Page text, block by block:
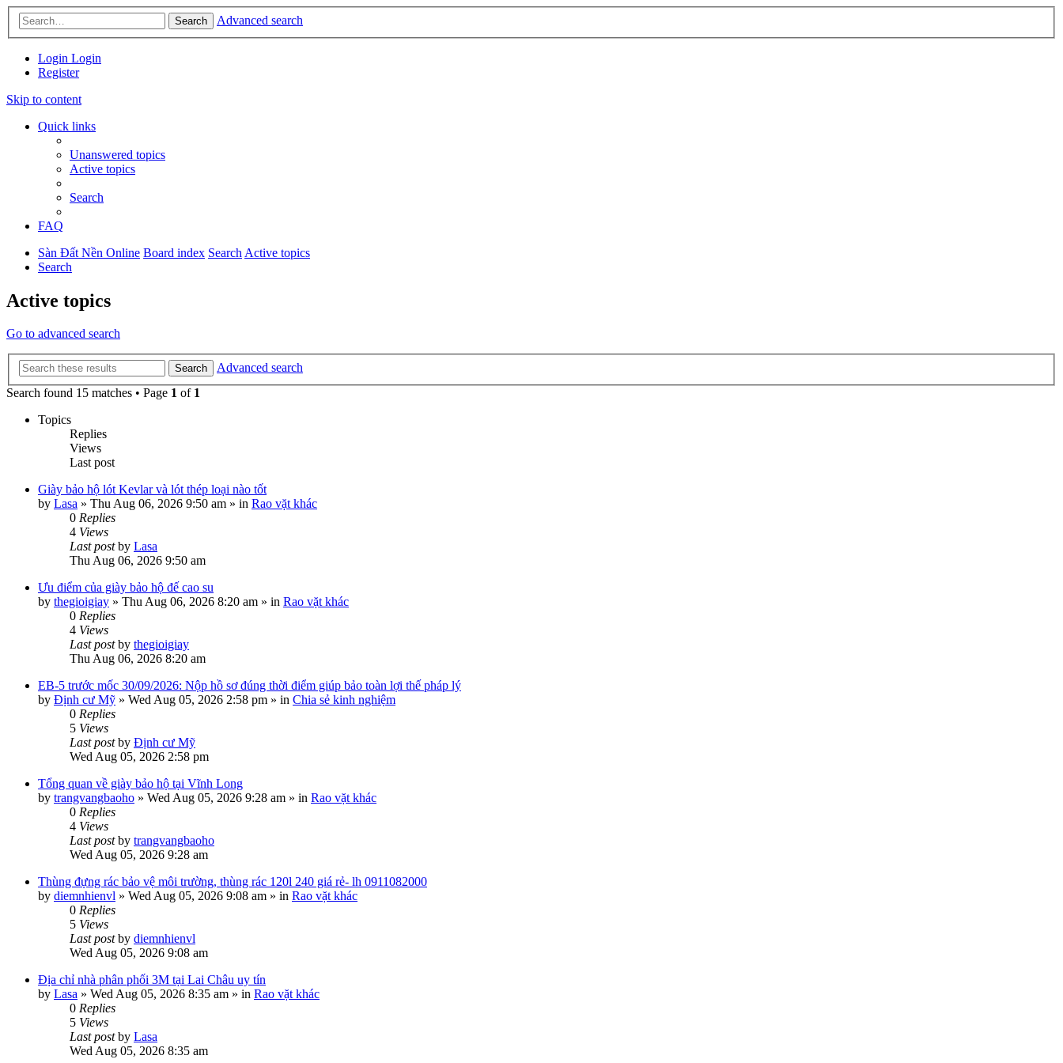
Search Advanced search
Login Login
Register
Skip to content
Quick links
Unanswered topics
Active topics
Search
FAQ
Sàn Đất Nền Online Board index Search Active topics
Search
Active topics
Go to advanced search
Search
Advanced search
Search found 15 matches • Page 1 of 1
Topics
Replies
Views
Last post
Giày bảo hộ lót Kevlar và lót thép loại nào tốt
by Lasa » Thu Aug 06, 2026 9:50 am » in Rao vặt khác
0 Replies
4 Views
Last postby Lasa
Thu Aug 06, 2026 9:50 am
Ưu điểm của giày bảo hộ đế cao su
by thegioigiay » Thu Aug 06, 2026 8:20 am » in Rao vặt khác
0 Replies
4 Views
Last postby thegioigiay
Thu Aug 06, 2026 8:20 am
EB-5 trước mốc 30/09/2026: Nộp hồ sơ đúng thời điểm giúp bảo toàn lợi thế pháp lý
by Định cư Mỹ » Wed Aug 05, 2026 2:58 pm » in Chia sẻ kinh nghiệm
0 Replies
5 Views
Last postby Định cư Mỹ
Wed Aug 05, 2026 2:58 pm
Tổng quan về giày bảo hộ tại Vĩnh Long
by trangvangbaoho » Wed Aug 05, 2026 9:28 am » in Rao vặt khác
0 Replies
4 Views
Last postby trangvangbaoho
Wed Aug 05, 2026 9:28 am
Thùng đựng rác bảo vệ môi trường, thùng rác 120l 240 giá rẻ- lh 0911082000
by diemnhienvl » Wed Aug 05, 2026 9:08 am » in Rao vặt khác
0 Replies
5 Views
Last postby diemnhienvl
Wed Aug 05, 2026 9:08 am
Địa chỉ nhà phân phối 3M tại Lai Châu uy tín
by Lasa » Wed Aug 05, 2026 8:35 am » in Rao vặt khác
0 Replies
5 Views
Last postby Lasa
Wed Aug 05, 2026 8:35 am